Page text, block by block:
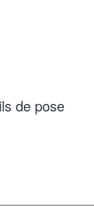
de pose